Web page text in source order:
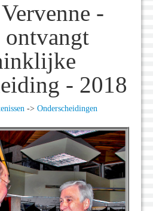
-
- 2018
-> Onderscheidingen